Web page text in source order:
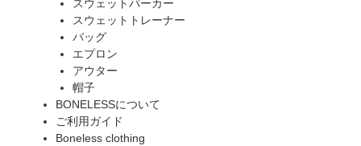
スウェットパーカー
スウェットトレーナー
バッグ
エプロン
アウター
帽子
BONELESSについて
ご利用ガイド
Boneless clothing